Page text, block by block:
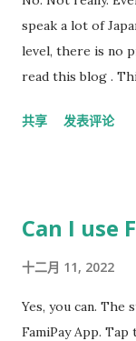
stuffed bun 本格肉
いこん） 味付たま
三角こんにゃく（
き） ごぼう巻（牛
し巻玉子（だしま
speak a lot of
level, there is no
read this blog .
共享 发表评论
Can I use
十二月 11, 2022
Yes, you can.
FamiPay App. Tap